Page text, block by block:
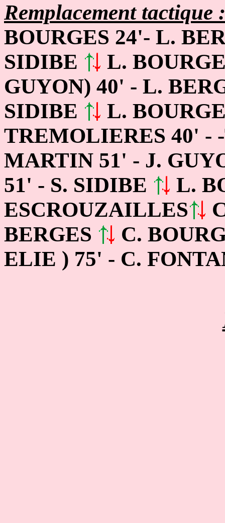
Remplacement tactique
BOURGES 24'- L.
SIDIBE
L.
GUYON) 40' - L.
SIDIBE
L.
TREMOLIERES 40' -
MARTIN 51' - J.
51' - S. SIDIBE
L.
ESCROUZAILLES
BERGES
C.
ELIE ) 75' - C.